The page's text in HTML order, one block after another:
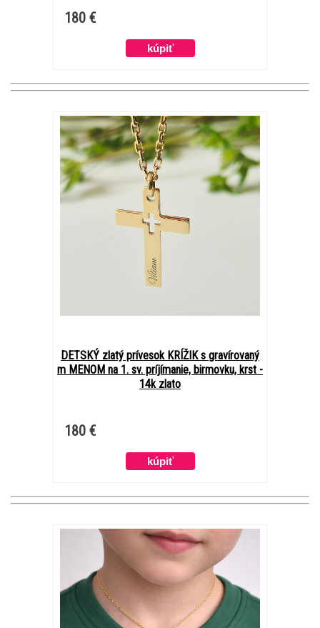
180 €
DETSKÝ zlatý prívesok KRÍŽIK s gravírovaný
m MENOM na 1. sv. príjímanie, birmovku, krst -
14k zlato
180 €